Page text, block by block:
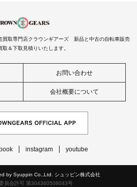
買取専門店クラウンギアーズ 新品と中古の自転車販売
取＆下取見積りいたします。
お問い合わせ
会社概要について
instagram youtube
by Syuppin Co.,Ltd. シュッピン株式会社
員会許可 第304360508043号